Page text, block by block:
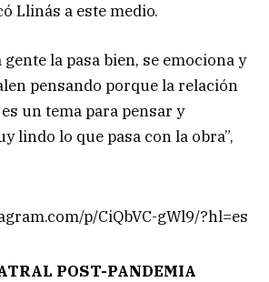
Llinás a este medio.
gente la pasa bien, se emociona y
pensando porque la relación
un tema para pensar y
lindo lo que pasa con la obra”,
p/CiQbVC-gWl9/?hl=es
POST-PANDEMIA